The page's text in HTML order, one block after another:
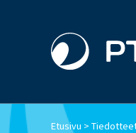
Etusivu >